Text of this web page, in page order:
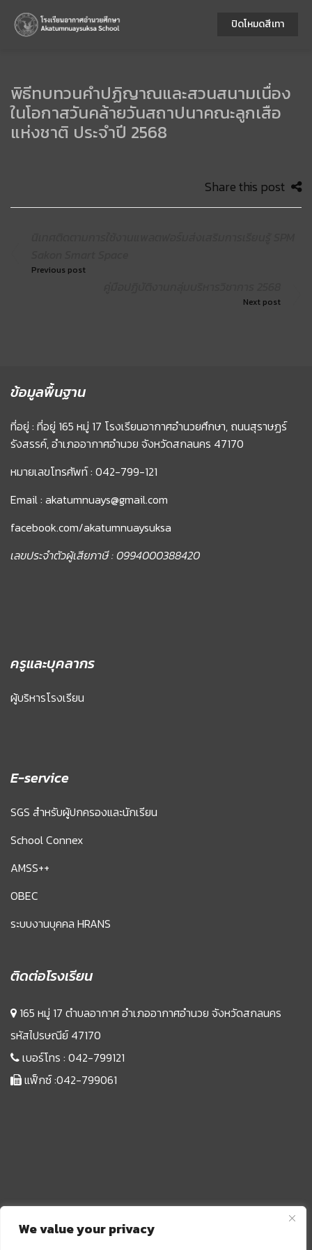
We value your privacy
พิธีทบทวนคำปฏิญาณและสวนสนามเนื่อง
ในโอกาสวันคล้ายวันสถาปนาคณะลูกเสือ
แห่งชาติ ประจำปี 2568
Share this post
Previous post
Next post
ข้อมูลพื้นฐาน
ที่อยู่ : ที่อยู่ 165 หมู่ 17 โรงเรียนอากาศอำนวยศึกษา, ถนนสุราษฏร์
รังสรรค์, อำเภออากาศอำนวย จังหวัดสกลนคร 47170
หมายเลขโทรศัพท์ : 042-799-121
Email : akatumnuays@gmail.com
facebook.com/akatumnuaysuksa
เลขประจำตัวผู้เสียภาษี : 0994000388420
ครูและบุคลากร
ผู้บริหารโรงเรียน
E-service
SGS สำหรับผู้ปกครองและนักเรียน
School Connex
AMSS++
OBEC
ระบบงานบุคคล HRANS
ติดต่อโรงเรียน
165 หมู่ 17 ตำบลอากาศ อำเภออากาศอำนวย จังหวัดสกลนคร
รหัสไปรษณีย์ 47170
เบอร์โทร : 042-799121
แฟ็กซ์ :042-799061
ปิดโหมดสีเทา